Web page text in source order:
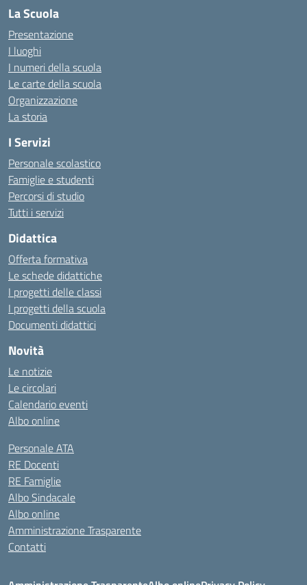
La Scuola
Presentazione
I luoghi
I numeri della scuola
Le carte della scuola
Organizzazione
La storia
I Servizi
Personale scolastico
Famiglie e studenti
Percorsi di studio
Tutti i servizi
Didattica
Offerta formativa
Le schede didattiche
I progetti delle classi
I progetti della scuola
Documenti didattici
Novità
Le notizie
Le circolari
Calendario eventi
Albo online
Personale ATA
RE Docenti
RE Famiglie
Albo Sindacale
Albo online
Amministrazione Trasparente
Contatti